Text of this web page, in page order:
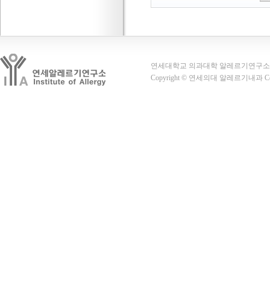
연세대학교 의과대학 알레르기연구
Copyright © 연세의대 알레르기내과